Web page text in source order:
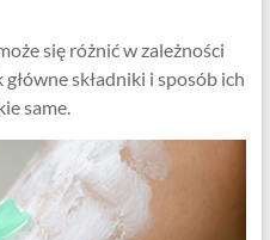
się różnić w zależności
składniki i sposób ich
same.